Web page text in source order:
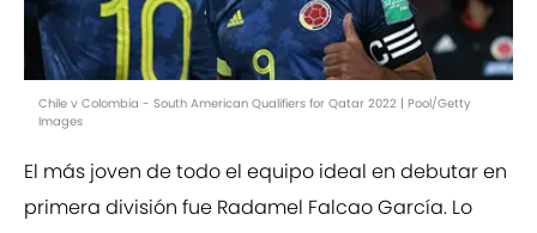
Chile v Colombia - South American Qualifiers for Qatar 2022 | Pool/Getty
Images
El más joven de todo el equipo ideal en debutar en
primera división fue Radamel Falcao García. Lo